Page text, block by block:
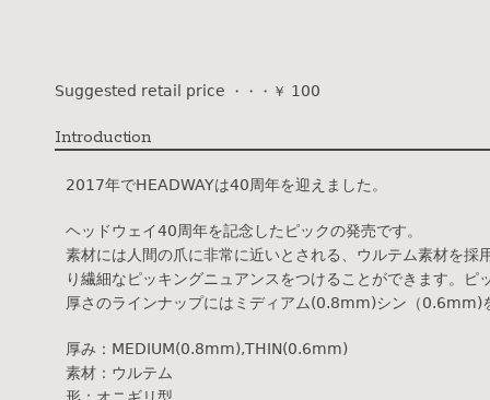
Suggested retail price ・・・￥ 100
Introduction
2017年でHEADWAYは40周年を迎えました。
ヘッドウェイ40周年を記念したピックの発売です。
素材には人間の爪に非常に近いとされる、ウルテム素材を
り繊細なピッキングニュアンスをつけることができます。
厚さのラインナップにはミディアム(0.8mm)シン（0.6mm)
厚み：MEDIUM(0.8mm),THIN(0.6mm)
素材：ウルテム
形：オニギリ型